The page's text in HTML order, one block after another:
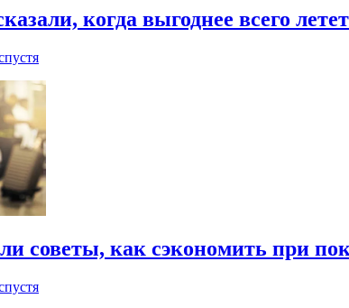
когда выгоднее всего
советы, как сэкономить при